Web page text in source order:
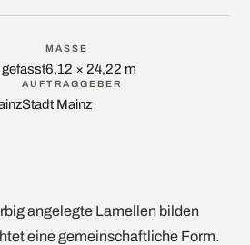
MASSE
6,12 × 24,22 m
AUFTRAGGEBER
Stadt Mainz
angelegte Lamellen bilden
eine gemeinschaftliche Form.